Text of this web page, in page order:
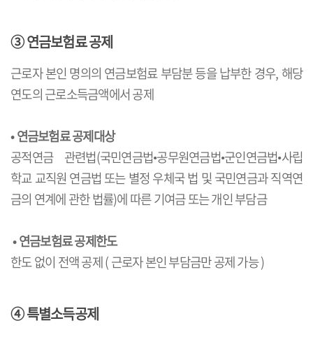
③ 연금보험료 공제
근로자 본인 명의의 연금보험료 부담분 등을 납부한 경우, 해당
연도의 근로소득금액에서 공제
• 연금보험료 공제대상
공적연금 관련법(국민연금법•공무원연금법•군인연금법•사립
학교 교직원 연금법 또는 별정 우체국 법 및 국민연금과 직역연
금의 연계에 관한 법률)에 따른 기여금 또는 개인 부담금
• 연금보험료 공제한도
한도 없이 전액 공제 ( 근로자 본인 부담금만 공제 가능 )
④ 특별소득공제